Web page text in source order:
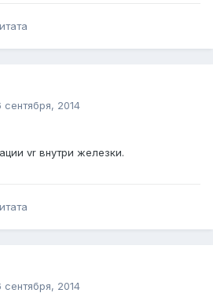
сентября, 2014
vr внутри железки.
сентября, 2014